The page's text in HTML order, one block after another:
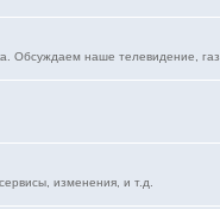
Обсуждаем наше телевидение,
изменения, и т.д.